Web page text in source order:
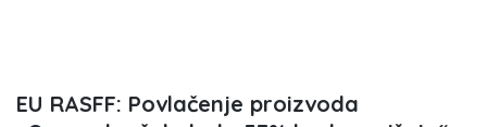
EU RASFF: Povlačenje proizvoda